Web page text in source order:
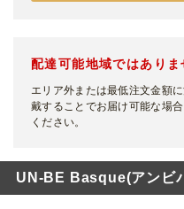
配達可能地域ではありま
エリア外または最低注文金額
戴することでお届け可能な場
ください。
UN-BE Basque(アンビ